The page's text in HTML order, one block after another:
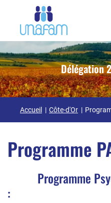
Délégation
Accueil Côte-d'Or
Programme
Programme
: